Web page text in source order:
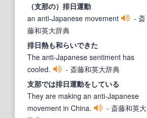
（支那の） 排日運動
an anti-Japanese movement
- 斎
藤和英大辞典
排日熱も和らいできた
The anti-Japanese sentiment has
cooled.
- 斎藤和英大辞典
支那では排日運動をしている
They are making an anti-Japanese
movement in China.
- 斎藤和英大